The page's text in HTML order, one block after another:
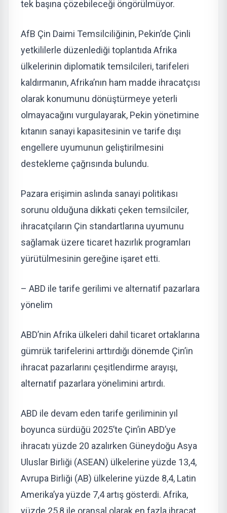
tek başına çözebileceği öngörülmüyor.
AfB Çin Daimi Temsilciliğinin, Pekin’de Çinli
yetkililerle düzenlediği toplantıda Afrika
ülkelerinin diplomatik temsilcileri, tarifeleri
kaldırmanın, Afrika’nın ham madde ihracatçısı
olarak konumunu dönüştürmeye yeterli
olmayacağını vurgulayarak, Pekin yönetimine
kıtanın sanayi kapasitesinin ve tarife dışı
engellere uyumunun geliştirilmesini
destekleme çağrısında bulundu.
Pazara erişimin aslında sanayi politikası
sorunu olduğuna dikkati çeken temsilciler,
ihracatçıların Çin standartlarına uyumunu
sağlamak üzere ticaret hazırlık programları
yürütülmesinin gereğine işaret etti.
– ABD ile tarife gerilimi ve alternatif pazarlara
yönelim
ABD’nin Afrika ülkeleri dahil ticaret ortaklarına
gümrük tarifelerini arttırdığı dönemde Çin’in
ihracat pazarlarını çeşitlendirme arayışı,
alternatif pazarlara yönelimini artırdı.
ABD ile devam eden tarife geriliminin yıl
boyunca sürdüğü 2025’te Çin’in ABD’ye
ihracatı yüzde 20 azalırken Güneydoğu Asya
Uluslar Birliği (ASEAN) ülkelerine yüzde 13,4,
Avrupa Birliği (AB) ülkelerine yüzde 8,4, Latin
Amerika’ya yüzde 7,4 artış gösterdi. Afrika,
yüzde 25,8 ile oransal olarak en fazla ihracat